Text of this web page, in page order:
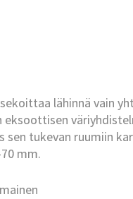
lähinnä vain
sen tukevan ruumiin
mm.